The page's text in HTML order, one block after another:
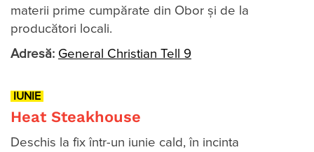
materii prime cumpărate din Obor și de la
producători locali.
Adresă: General Christian Tell 9
IUNIE
Heat Steakhouse
Deschis la fix într-un iunie cald, în incinta